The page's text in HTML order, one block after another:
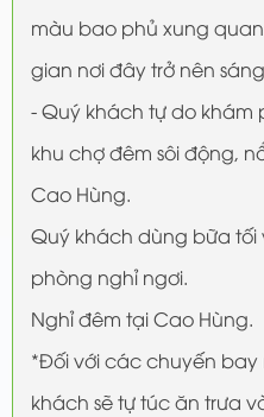
màu bao phủ xung
gian nơi đây trở nên
- Quý khách tự do khám
khu chợ đêm sôi động,
Cao Hùng.
Quý khách dùng bữa tối
phòng nghỉ ngơi.
Nghỉ đêm tại Cao Hùng.
*Đối với các chuyến bay
khách sẽ tự túc ăn trưa